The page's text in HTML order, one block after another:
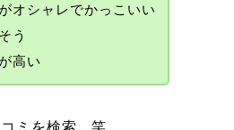
オシャレでかっこいい
う
高い